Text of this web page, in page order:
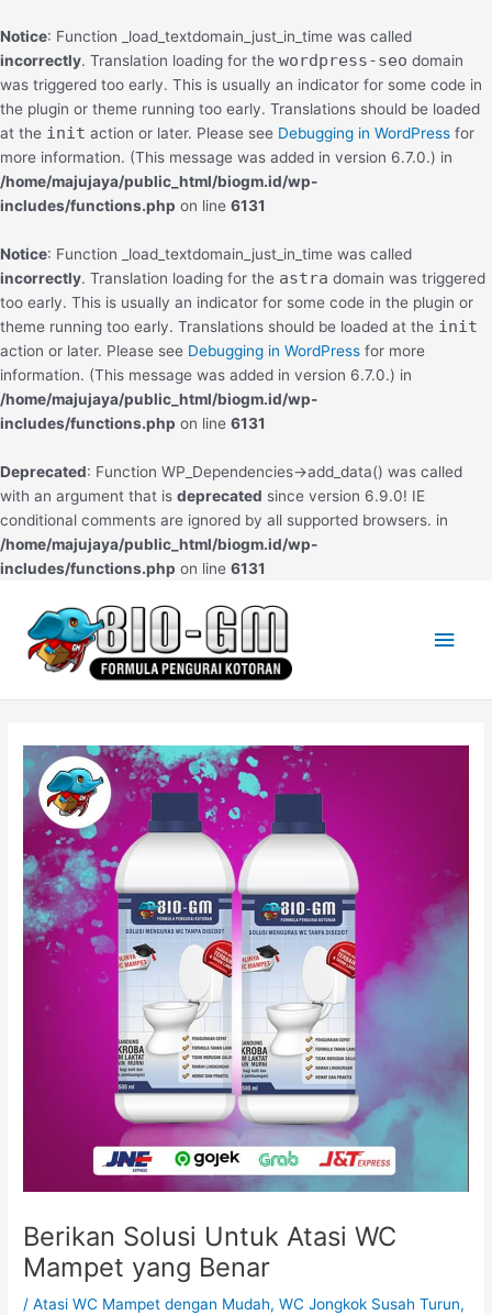
Notice: Function _load_textdomain_just_in_time was called
incorrectly. Translation loading for the wordpress-seo domain
was triggered too early. This is usually an indicator for some code in
the plugin or theme running too early. Translations should be loaded
at the init action or later. Please see Debugging in WordPress for
more information. (This message was added in version 6.7.0.) in
/home/majujaya/public_html/biogm.id/wp-
includes/functions.php on line 6131
Notice: Function _load_textdomain_just_in_time was called
incorrectly. Translation loading for the astra domain was triggered
too early. This is usually an indicator for some code in the plugin or
theme running too early. Translations should be loaded at the init
action or later. Please see Debugging in WordPress for more
information. (This message was added in version 6.7.0.) in
/home/majujaya/public_html/biogm.id/wp-
includes/functions.php on line 6131
Deprecated: Function WP_Dependencies->add_data() was called
with an argument that is deprecated since version 6.9.0! IE
conditional comments are ignored by all supported browsers. in
/home/majujaya/public_html/biogm.id/wp-
includes/functions.php on line 6131
to
content
Berikan Solusi Untuk Atasi WC
Mampet yang Benar
/Atasi WC Mampet dengan Mudah,WC Jongkok Susah Turun,